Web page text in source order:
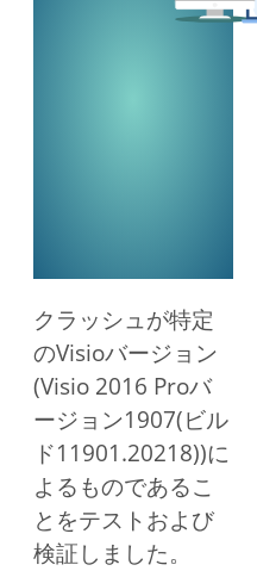
クラッシュが特定
のVisioバージョン
(Visio 2016 Proバ
ージョン1907(ビル
ド11901.20218))に
よるものであるこ
とをテストおよび
検証しました。